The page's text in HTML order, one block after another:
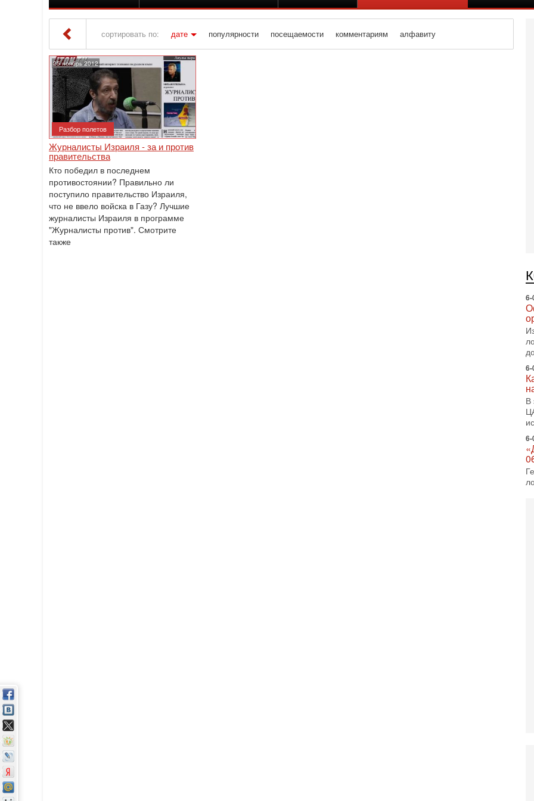
сортировать по: дате популярности посещаемости комментариям алфавиту
Iton TV» Материалы за 25.11.2012
25 ноябрь 2012
Разбор полетов
Журналисты Израиля - за и против
правительства
Кто победил в последнем
противостоянии? Правильно ли
поступило правительство Израиля,
что не ввело войска в Газу? Лучшие
журналисты Израиля в программе
"Журналисты против". Смотрите
также
6-
6-
В
6-